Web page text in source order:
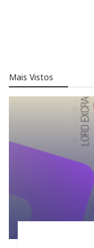
Mais Vistos